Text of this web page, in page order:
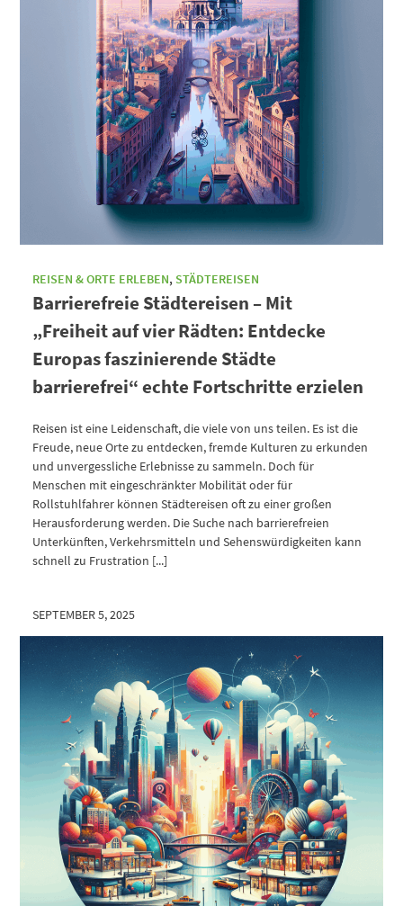
REISEN & ORTE ERLEBEN, STÄDTEREISEN
Barrierefreie Städtereisen – Mit
„Freiheit auf vier Rädten: Entdecke
Europas faszinierende Städte
barrierefrei“ echte Fortschritte erzielen
Reisen ist eine Leidenschaft, die viele von uns teilen. Es ist die
Freude, neue Orte zu entdecken, fremde Kulturen zu erkunden
und unvergessliche Erlebnisse zu sammeln. Doch für
Menschen mit eingeschränkter Mobilität oder für
Rollstuhlfahrer können Städtereisen oft zu einer großen
Herausforderung werden. Die Suche nach barrierefreien
Unterkünften, Verkehrsmitteln und Sehenswürdigkeiten kann
schnell zu Frustration [...]
SEPTEMBER 5, 2025